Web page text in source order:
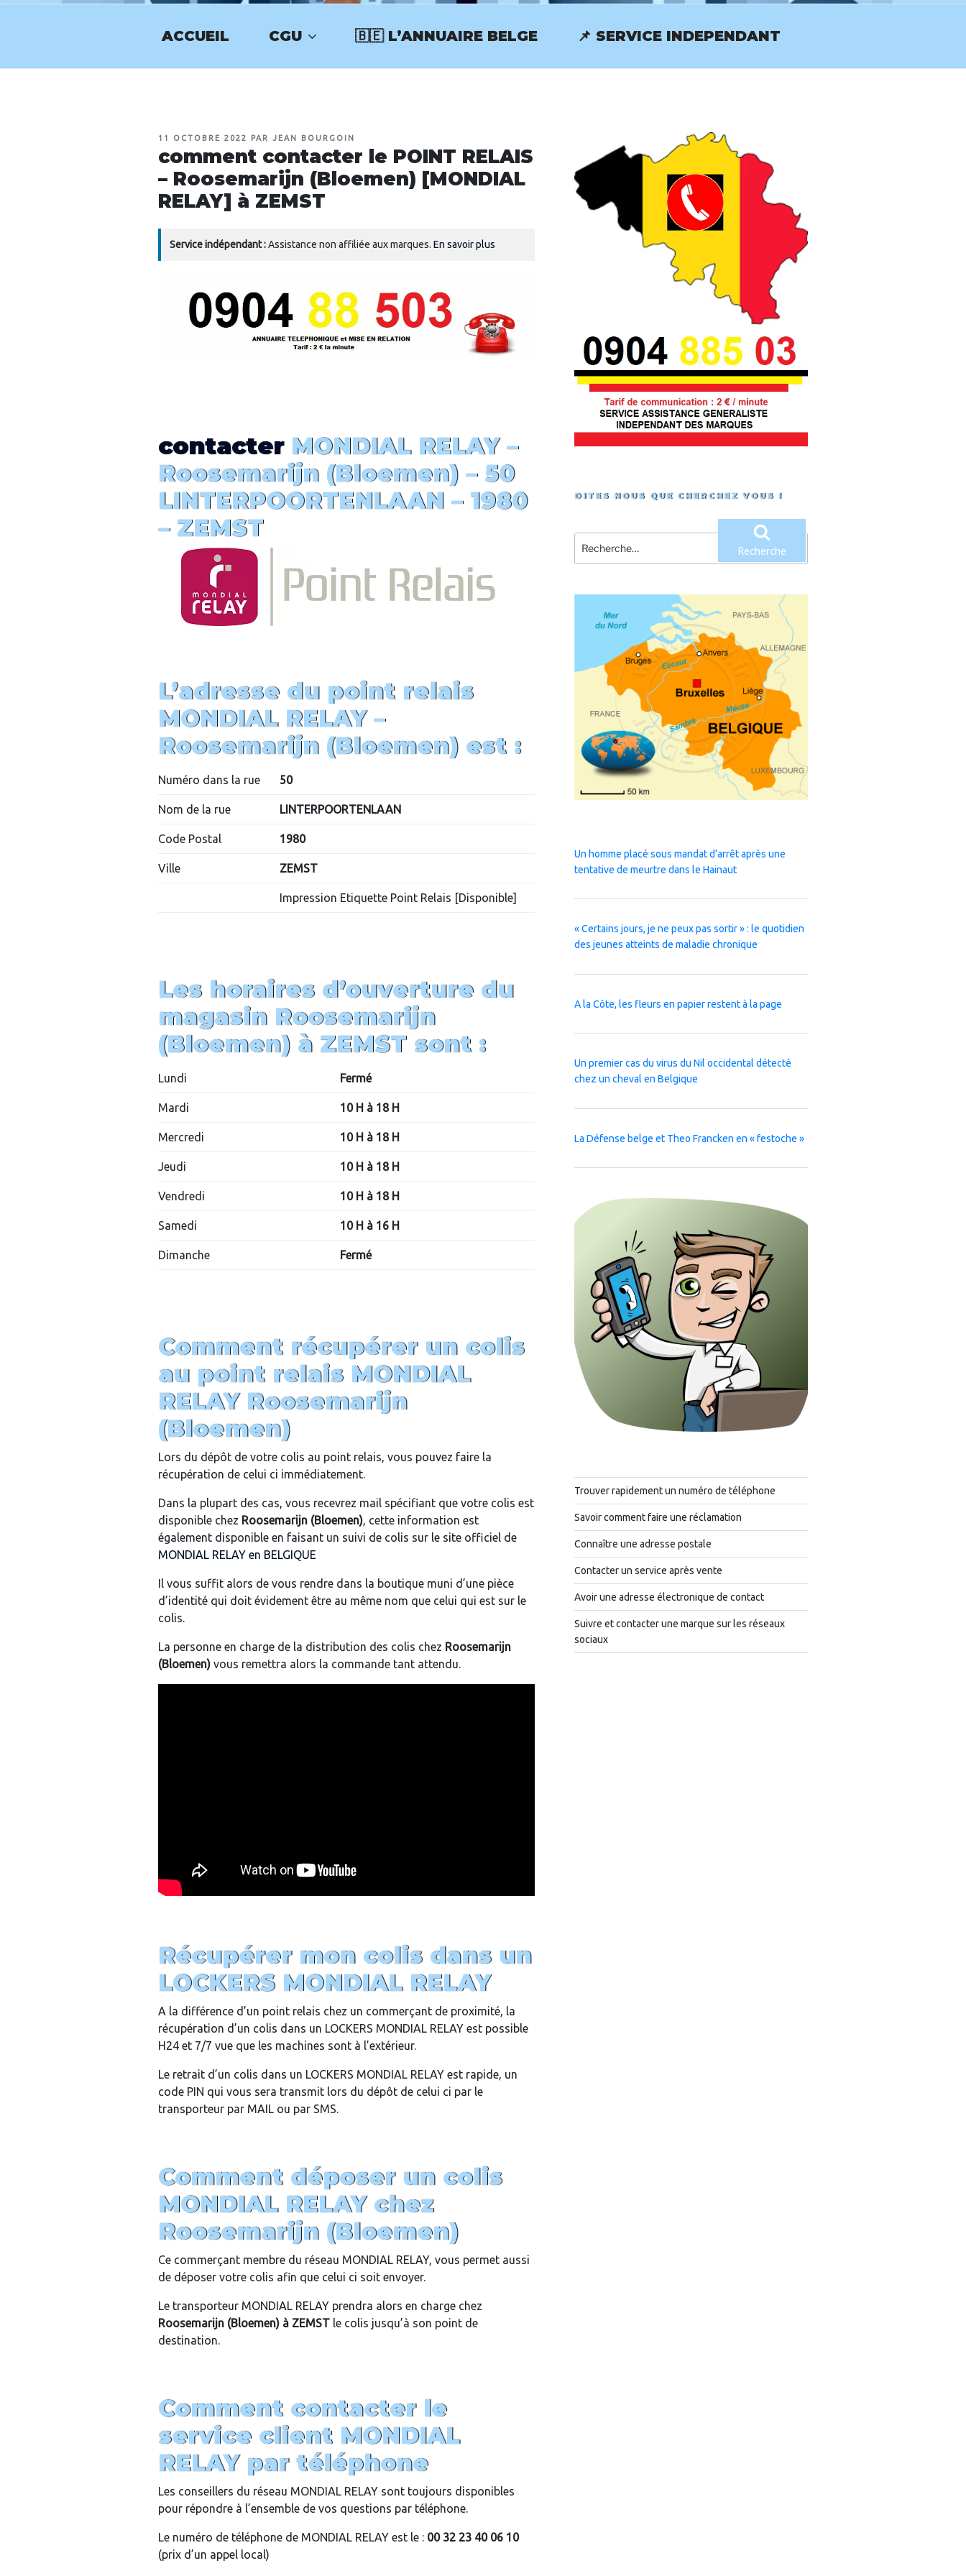
Aller
NUMERO-SERVICECLIENT.BE
ACCUEIL CGU 🇧🇪 L’ANNUAIRE BELGE 📌 SERVICE INDEPENDANT
PUBLIÉ
11 OCTOBRE 2022 PAR JEAN BOURGOIN
comment contacter le POINT RELAIS
– Roosemarijn (Bloemen) [MONDIAL
RELAY] à ZEMST
Service indépendant :Assistance non affiliée aux marques. En savoir plus
contacterMONDIAL RELAY –
Roosemarijn (Bloemen) – 50
LINTERPOORTENLAAN – 1980
– ZEMST
L’adresse du point relais
MONDIAL RELAY –
Roosemarijn (Bloemen) est :
Numéro dans la rue 50
Nom de la rue LINTERPOORTENLAAN
Code Postal 1980
Ville ZEMST
Impression Etiquette Point Relais [Disponible]
Les horaires d’ouverture du
magasin Roosemarijn
(Bloemen) à ZEMST sont :
Lundi Fermé
Mardi 10 H à 18 H
Mercredi 10 H à 18 H
Jeudi 10 H à 18 H
Vendredi 10 H à 18 H
Samedi 10 H à 16 H
Dimanche Fermé
Comment récupérer un colis
au point relais MONDIAL
RELAY Roosemarijn
(Bloemen)
Lors du dépôt de votre colis au point relais, vous pouvez faire la
récupération de celui ci immédiatement.
Dans la plupart des cas, vous recevrez mail spécifiant que votre colis est
disponible chez Roosemarijn (Bloemen), cette information est
également disponible en faisant un suivi de colis sur le site officiel de
MONDIAL RELAY en BELGIQUE
Il vous suffit alors de vous rendre dans la boutique muni d’une pièce
d’identité qui doit évidement être au même nom que celui qui est sur le
colis.
La personne en charge de la distribution des colis chez Roosemarijn
(Bloemen) vous remettra alors la commande tant attendu.
Récupérer mon colis dans un
LOCKERS MONDIAL RELAY
A la différence d’un point relais chez un commerçant de proximité, la
récupération d’un colis dans un LOCKERS MONDIAL RELAY est possible
H24 et 7/7 vue que les machines sont à l’extérieur.
Le retrait d’un colis dans un LOCKERS MONDIAL RELAY est rapide, un
code PIN qui vous sera transmit lors du dépôt de celui ci par le
transporteur par MAIL ou par SMS.
Comment déposer un colis
MONDIAL RELAY chez
Roosemarijn (Bloemen)
Ce commerçant membre du réseau MONDIAL RELAY, vous permet aussi
de déposer votre colis afin que celui ci soit envoyer.
Le transporteur MONDIAL RELAY prendra alors en charge chez
Roosemarijn (Bloemen) à ZEMST le colis jusqu’à son point de
destination.
Comment contacter le
service client MONDIAL
RELAY par téléphone
Les conseillers du réseau MONDIAL RELAY sont toujours disponibles
pour répondre à l’ensemble de vos questions par téléphone.
Le numéro de téléphone de MONDIAL RELAY est le : 00 32 23 40 06 10
(prix d’un appel local)
DITES NOUS QUE CHERCHEZ VOUS !
pour
:
Recherche
Un homme placé sous mandat d’arrêt après une
tentative de meurtre dans le Hainaut
« Certains jours, je ne peux pas sortir » : le quotidien
des jeunes atteints de maladie chronique
A la Côte, les fleurs en papier restent à la page
Un premier cas du virus du Nil occidental détecté
chez un cheval en Belgique
La Défense belge et Theo Francken en « festoche »
Trouver rapidement un numéro de téléphone
Savoir comment faire une réclamation
Connaître une adresse postale
Contacter un service après vente
Avoir une adresse électronique de contact
Suivre et contacter une marque sur les réseaux
sociaux